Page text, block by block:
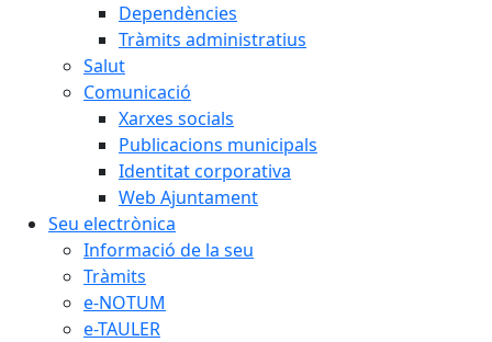
Dependències
Tràmits administratius
Salut
Comunicació
Xarxes socials
Publicacions municipals
Identitat corporativa
Web Ajuntament
Seu electrònica
Informació de la seu
Tràmits
e-NOTUM
e-TAULER